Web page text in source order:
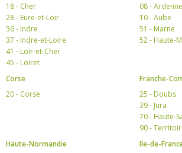
18 - Cher
28 - Eure-et-Loir
36 - Indre
37 - Indre-et-Loire
41 - Loir-et-Cher
45 - Loiret
08 -
10 - Aube
51 - Marne
52 - Haute-
Corse
20 - Corse
Franche-
25 - Doubs
39 - Jura
70 - Haute-
90 -
Haute-Normandie
Ile-de-